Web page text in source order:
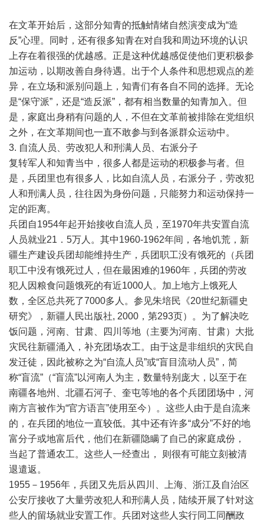
在文革开始后，这部分知青的抵触情绪自然演变成为“造
反”心理。同时，还有很多知青在对自我和周边环境的认识
上存在着很强的优越感。正是这种优越感促使他们更积极参
加运动，以期改善自身待遇。出于个人条件和思想观点的差
异，在立场和派别问题上，知青们有各自不同的选择。无论
是“保守派”，还是“造反派”，都有相当数量的知青加入。但
是，家庭出身稍有问题的人，不但在文革前被排除在党组织
之外，在文革期间也一直不敢参与到各派群众运动中。
3. 自流人员、劳改犯人和刑满人员、右派分子
复转军人和知青当中，很多人都是运动的积极参与者。但
是，兵团里也有很多人，比如自流人员，右派分子，劳改犯
人和刑满人员，往往因为身份问题，只能努力和运动保持一
定的距离。
兵团自1954年起开始接收自流人员，至1970年共安置自流
人员就业21．5万人。其中1960-1962年间，各地饥荒，新
疆生产建设兵团却能维持生产，兵团职工没有饿死的（兵团
职工中没有饿死过人，但在最困难的1960年，兵团的劳改
犯人因粮食问题饿死的有近1000人。加上地方上饿死人
数，全区总共死了7000多人。参见朱培民《20世纪新疆史
研究》，新疆人民出版社, 2000，第293页）。为了解决吃
饭问题，河南、甘肃、四川等地（主要为河南、甘肃）大批
灾民往新疆涌入，补充团场农工。由于这是非组织的灾民自
发迁徒，因此被称之为“自流人员”或“盲目流动人员”，简
称“盲流”（“盲流”以河南人为主，数量特别庞大，以至于在
南疆各地州、北疆石河子、奎屯等地的各个兵团团场中，河
南方言被作为“官方语言”使用至今）。这些人由于是自流来
的，在兵团的地位一直较低。其中还有许多“成分”不好的地
富分子或地富后代，他们在新疆隐瞒了自己的家庭成份，
当起了普通农工。这些人一经查出， 则很有可能立刻被清
退遣返。
1955－1956年，兵团又先后从四川、上海、浙江及自治区
公安厅接收了大量劳改犯人和刑满人员，陆续开展了针对这
些人的留场就业安置工作。兵团对这些人实行同工同酬政